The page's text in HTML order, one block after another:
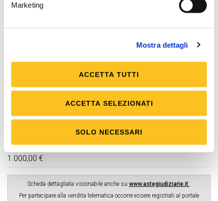
Marketing
Mostra dettagli
ACCETTA TUTTI
ACCETTA SELEZIONATI
SOLO NECESSARI
IT15B0569622400000004000X53 intestato a
Firma digitale
Posta elettronica certificata (PEC)
Rilancio minimo
Rilancio massimo
1.000,00 €
Scheda dettagliata visionabile anche su www.astegiudiziarie.it .
Per partecipare alla vendita telematica occorre essere registrati al portale